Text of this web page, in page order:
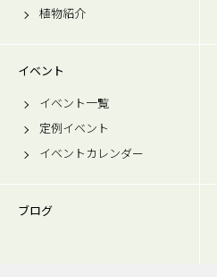
植物紹介
イベント
イベント一覧
定例イベント
イベントカレンダー
ブログ